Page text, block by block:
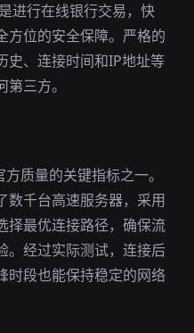
进行在线银行交易，快
方位的安全保障。严格的
史、连接时间和IP地址等
三方。
质量的关键指标之一。
数千台高速服务器，采用
择最优连接路径，确保流
。经过实际测试，连接后
时段也能保持稳定的网络